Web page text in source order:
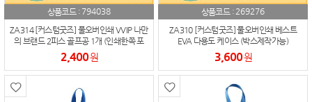
상품코드 : 794038
ZA314 [커스텀굿즈] 풀오버인쇄 VVIP 나만
의 브랜드 2피스 골프공 1개 (인쇄한쪽 포
함) (박스제작가능)
2,400원
상품코드 :269276
ZA310 [커스텀굿즈] 풀오버인쇄 베스트
EVA 다용도 케이스 (박스제작가능)
3,600원